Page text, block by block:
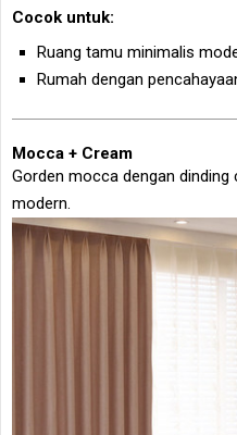
Cocok untuk:
Ruang tamu minimalis
Rumah dengan
Mocca + Cream
Gorden mocca dengan
modern.